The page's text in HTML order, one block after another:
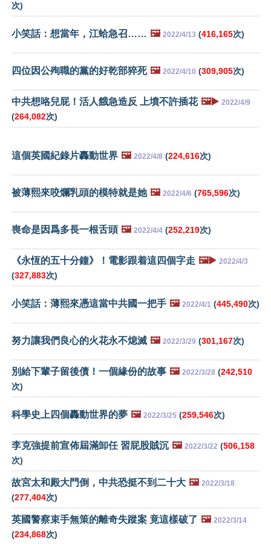
次)
小笑話：想當年，江蛤急召…… 🖼️ 2022/4/13 (416,165次)
四位因公殉職的黨的好乾部猝死 🖼️ 2022/4/10 (309,905次)
中共想咯兒屁！活人餓急造反 上墳不許插花 🖼️▶️ 2022/4/9
(264,082次)
這個英國紀錄片轟動世界 🖼️ 2022/4/8 (224,616次)
被薄熙來咬爛乳頭的模特就是她 🖼️ 2022/4/6 (765,596次)
喪命是因爲多長一根舌頭 🖼️ 2022/4/4 (252,219次)
《永恆的五十分鐘》！電影跟着這四個字走 🖼️▶️ 2022/4/3
(327,883次)
小笑話：薄熙來憑這當中共國一把手 🖼️ 2022/4/1 (445,490次)
努力讓我們良心的火花永不熄滅 🖼️ 2022/3/29 (301,167次)
別給下輩子留後債！一個緣份的故事 🖼️ 2022/3/28 (242,510
次)
科學史上四個轟動世界的夢 🖼️ 2022/3/25 (259,546次)
李克強提前宣佈屆滿卸任 習屁股賊沉 🖼️ 2022/3/22 (506,158
次)
故宮太和殿大門倒，中共恐挺不到二十大 🖼️ 2022/3/18
(277,404次)
英國警察束手無策的離奇失蹤案 竟這樣破了 🖼️ 2022/3/14
(234,868次)